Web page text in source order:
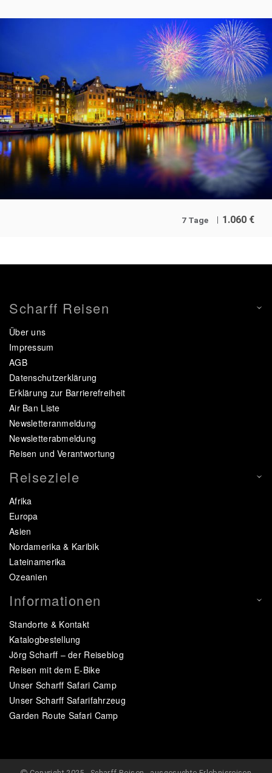
7 Tage 1.060 €
Scharff Reisen
Über uns
Impressum
AGB
Datenschutzerklärung
Erklärung zur Barrierefreiheit
Air Ban Liste
Newsletteranmeldung
Newsletterabmeldung
Reisen und Verantwortung
Reiseziele
Afrika
Europa
Asien
Nordamerika & Karibik
Lateinamerika
Ozeanien
Informationen
Standorte & Kontakt
Katalogbestellung
Jörg Scharff – der Reiseblog
Reisen mit dem E-Bike
Unser Scharff Safari Camp
Unser Scharff Safarifahrzeug
Garden Route Safari Camp